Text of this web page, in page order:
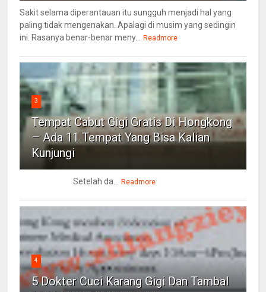
Sakit selama diperantauan itu sungguh menjadi hal yang
paling tidak mengenakan. Apalagi di musim yang sedingin
ini. Rasanya benar-benar meny... Readmore
3
Tempat Cabut Gigi Gratis Di Hongkong
– Ada 11 Tempat Yang Bisa Kalian
Kunjungi
Setelah da... Readmore
4
5 Dokter Cuci Karang Gigi Dan Tambal